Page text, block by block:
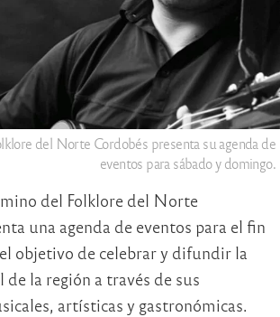
del Norte Cordobés presenta su agenda de
eventos para sábado y domingo.
del Folklore del Norte
una agenda de eventos para el fin
objetivo de celebrar y difundir la
la región a través de sus
artísticas y gastronómicas.